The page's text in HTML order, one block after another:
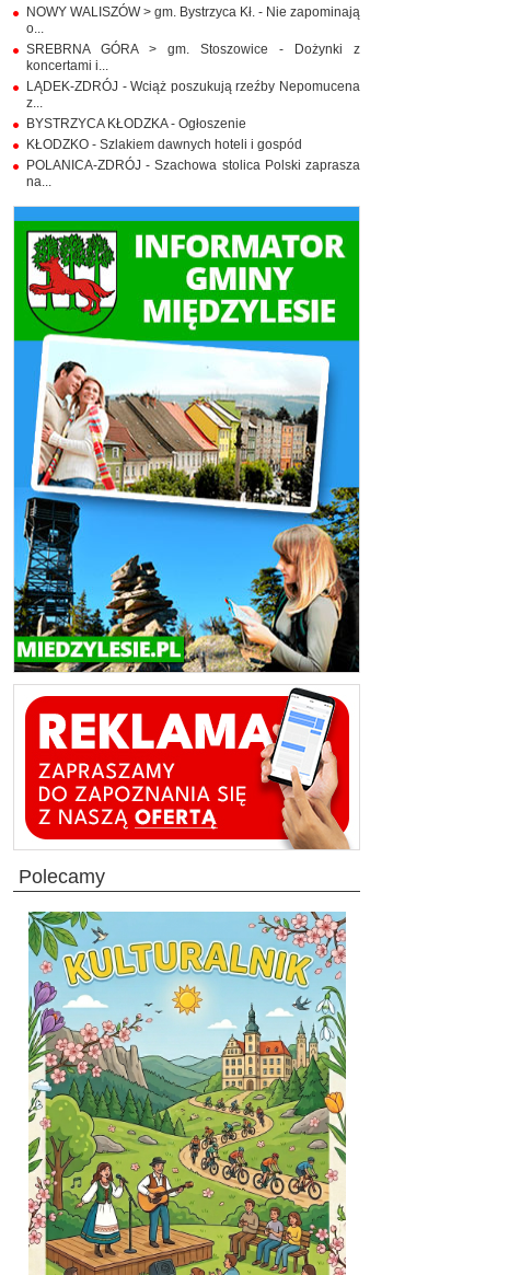
NOWY WALISZÓW > gm. Bystrzyca Kł. - Nie zapominają
o...
SREBRNA GÓRA > gm. Stoszowice - Dożynki z
koncertami i...
LĄDEK-ZDRÓJ - Wciąż poszukują rzeźby Nepomucena
z...
BYSTRZYCA KŁODZKA - Ogłoszenie
KŁODZKO - Szlakiem dawnych hoteli i gospód
POLANICA-ZDRÓJ - Szachowa stolica Polski zaprasza
na...
polecamy